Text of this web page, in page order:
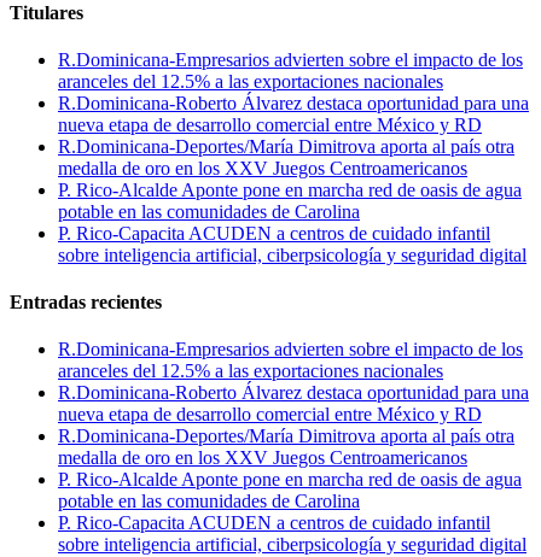
Titulares
R.Dominicana-Empresarios advierten sobre el impacto de los
aranceles del 12.5% a las exportaciones nacionales
R.Dominicana-Roberto Álvarez destaca oportunidad para una
nueva etapa de desarrollo comercial entre México y RD
R.Dominicana-Deportes/María Dimitrova aporta al país otra
medalla de oro en los XXV Juegos Centroamericanos
P. Rico-Alcalde Aponte pone en marcha red de oasis de agua
potable en las comunidades de Carolina
P. Rico-Capacita ACUDEN a centros de cuidado infantil
sobre inteligencia artificial, ciberpsicología y seguridad digital
Entradas recientes
R.Dominicana-Empresarios advierten sobre el impacto de los
aranceles del 12.5% a las exportaciones nacionales
R.Dominicana-Roberto Álvarez destaca oportunidad para una
nueva etapa de desarrollo comercial entre México y RD
R.Dominicana-Deportes/María Dimitrova aporta al país otra
medalla de oro en los XXV Juegos Centroamericanos
P. Rico-Alcalde Aponte pone en marcha red de oasis de agua
potable en las comunidades de Carolina
P. Rico-Capacita ACUDEN a centros de cuidado infantil
sobre inteligencia artificial, ciberpsicología y seguridad digital